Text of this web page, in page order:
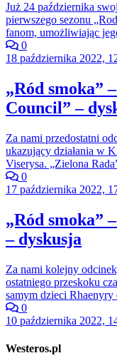
Już 24 października
pierwszego sezonu
fanom, umożliwiając
0
18 października 2022,
„Ród smoka”
Council” –
Za nami przedostatni
ukazujący działania w
Viserysa. „Zielona
0
17 października 2022,
„Ród smoka”
– dyskusja
Za nami kolejny
ostatniego przeskoku
samym dzieci
0
10 października 2022,
Westeros.pl